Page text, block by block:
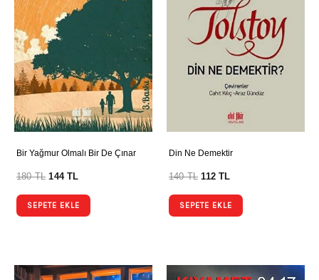
Bir Yağmur Olmalı Bir De Çınar
180TL 144TL
SEPETE EKLE
Din Ne Demektir
140TL 112TL
SEPETE EKLE